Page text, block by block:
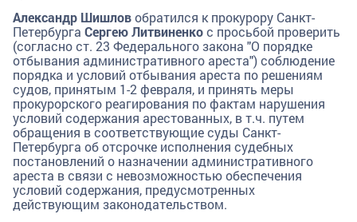
Александр Шишловобратился к прокурору Санкт-
Петербурга Сергею Литвиненкос просьбой проверить
(согласно ст. 23 Федерального закона "О порядке
отбывания административного ареста") соблюдение
порядка и условий отбывания ареста по решениям
судов, принятым 1-2 февраля, и принять меры
прокурорского реагирования по фактам нарушения
условий содержания арестованных, в т.ч. путем
обращения в соответствующие суды Санкт-
Петербурга об отсрочке исполнения судебных
постановлений о назначении административного
ареста в связи с невозможностью обеспечения
условий содержания, предусмотренных
действующим законодательством.